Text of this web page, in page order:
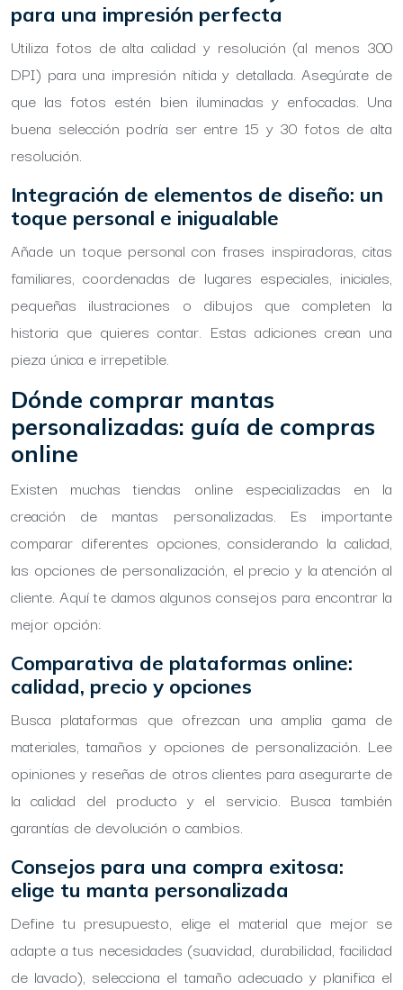
para una impresión perfecta
Utiliza fotos de alta calidad y resolución (al menos 300
DPI) para una impresión nítida y detallada. Asegúrate de
que las fotos estén bien iluminadas y enfocadas. Una
buena selección podría ser entre 15 y 30 fotos de alta
resolución.
Integración de elementos de diseño: un
toque personal e inigualable
Añade un toque personal con frases inspiradoras, citas
familiares, coordenadas de lugares especiales, iniciales,
pequeñas ilustraciones o dibujos que completen la
historia que quieres contar. Estas adiciones crean una
pieza única e irrepetible.
Dónde comprar mantas
personalizadas: guía de compras
online
Existen muchas tiendas online especializadas en la
creación de mantas personalizadas. Es importante
comparar diferentes opciones, considerando la calidad,
las opciones de personalización, el precio y la atención al
cliente. Aquí te damos algunos consejos para encontrar la
mejor opción:
Comparativa de plataformas online:
calidad, precio y opciones
Busca plataformas que ofrezcan una amplia gama de
materiales, tamaños y opciones de personalización. Lee
opiniones y reseñas de otros clientes para asegurarte de
la calidad del producto y el servicio. Busca también
garantías de devolución o cambios.
Consejos para una compra exitosa:
elige tu manta personalizada
Define tu presupuesto, elige el material que mejor se
adapte a tus necesidades (suavidad, durabilidad, facilidad
de lavado), selecciona el tamaño adecuado y planifica el